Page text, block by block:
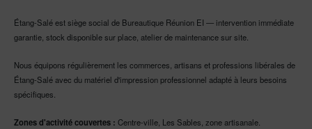
Étang-Salé est siège social de Bureautique Réunion EI — intervention immédiate
garantie, stock disponible sur place, atelier de maintenance sur site.
Nous équipons régulièrement les commerces, artisans et professions libérales de
Étang-Salé avec du matériel d'impression professionnel adapté à leurs besoins
spécifiques.
Zones d'activité couvertes : Centre-ville, Les Sables, zone artisanale.